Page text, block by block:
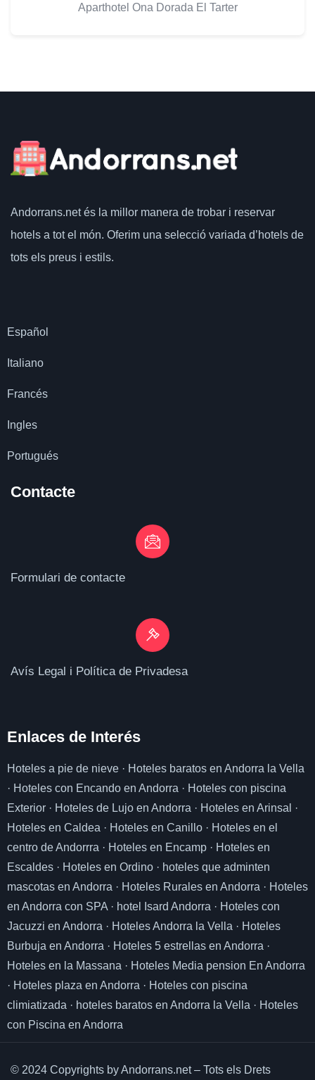
Aparthotel Ona Dorada El Tarter
Andorrans.netés la millor manera de trobar i reservar
hotels a tot el món. Oferim una selecció variada d’hotels de
tots els preus i estils.
Español
Italiano
Francés
Ingles
Portugués
Contacte
Formulari de contacte
Avís Legal i Política de Privadesa
Enlaces de Interés
Hoteles a pie de nieve · Hoteles baratos en Andorra la Vella
· Hoteles con Encando en Andorra · Hoteles con piscina
Exterior · Hoteles de Lujo en Andorra · Hoteles en Arinsal ·
Hoteles en Caldea · Hoteles en Canillo · Hoteles en el
centro de Andorrra · Hoteles en Encamp · Hoteles en
Escaldes · Hoteles en Ordino · hoteles que adminten
mascotas en Andorra · Hoteles Rurales en Andorra · Hoteles
en Andorra con SPA· hotel Isard Andorra · Hoteles con
Jacuzzi en Andorra · Hoteles Andorra la Vella · Hoteles
Burbuja en Andorra · Hoteles 5 estrellas en Andorra ·
Hoteles en la Massana · Hoteles Media pension En Andorra
· Hoteles plaza en Andorra · Hoteles con piscina
climiatizada · hoteles baratos en Andorra la Vella · Hoteles
con Piscina en Andorra
© 2024 Copyrights by Andorrans.net – Tots els Drets